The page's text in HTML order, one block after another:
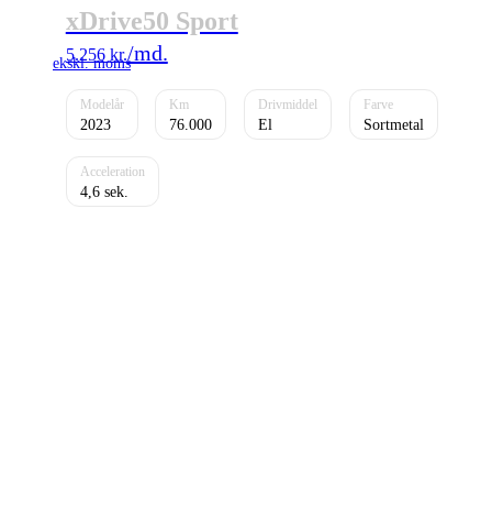
xDrive50 Sport
5.256 kr.
2023 76.000 El Sortmetal
4,6